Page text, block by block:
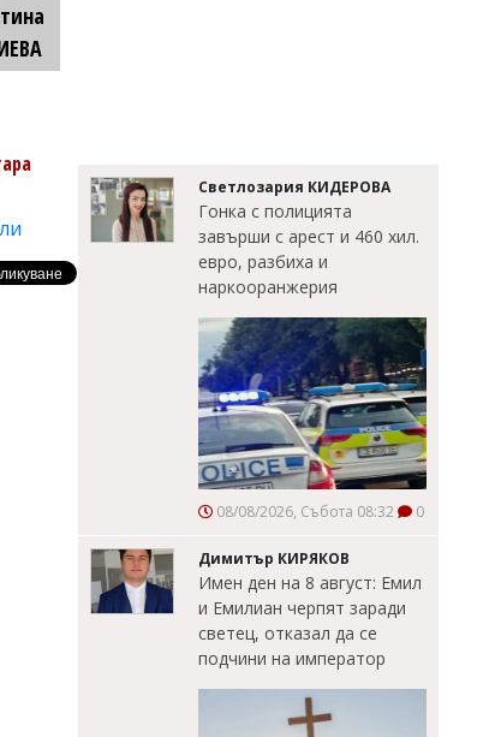
Светлозария КИДЕРОВА
Гонка с полицията
завърши с арест и 460 хил.
евро, разбиха и
наркооранжерия
08/08/2026, Събота 08:32 0
Димитър КИРЯКОВ
Имен ден на 8 август: Емил
и Емилиан черпят заради
светец, отказал да се
подчини на император